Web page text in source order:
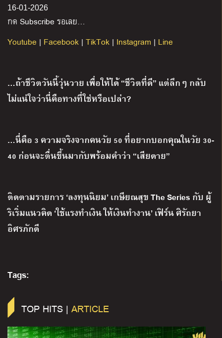
16-01-2026
กด Subscribe รอเลย…
Youtube | Facebook | TikTok | Instagram | Line
…ถ้าชีวิตวันนี้วุ่นวาย เพื่อให้ได้ “ชีวิตที่ดี” แต่ลึกๆ กลับ
ไม่แน่ใจว่านี่คือทางที่ใช่หรือเปล่า?
…นี่คือ 3 ความจริงจากคนวัย 50 ที่อยากบอกคุณในวัย 30-
40 ก่อนจะตื่นขึ้นมากับพร้อมคำว่า “เสียดาย”
ติดตามรายการ‘ลงทุนนิยม’เกษียณสุขThe Series กับ ผู้
ริเริ่มแนวคิด ‘ใช้แรงทำเงิน ให้เงินทำงาน’เฟิร์น ศิรัถยา
อิศรภักดี
Tags:
TOP HITS | ARTICLE